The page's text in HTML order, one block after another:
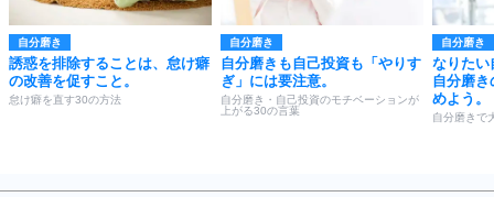
自分磨き
誘惑を排除することは、怠け癖
の改善を促すこと。
怠け癖を直す30の方法
自分磨き
自分磨きも自己投資も「やりす
ぎ」には要注意。
自分磨き・自己投資のモチベーションが
上がる30の言葉
自分磨き
なりたい
自分磨
めよう。
自分磨きで